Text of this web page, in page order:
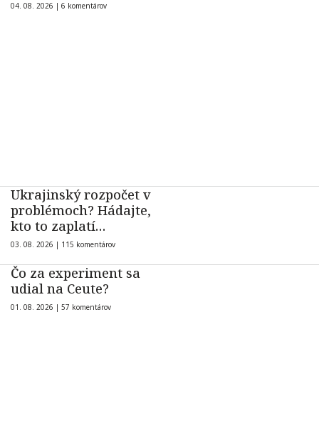
04. 08. 2026 | 6 komentárov
Ukrajinský rozpočet v
problémoch? Hádajte,
kto to zaplatí…
03. 08. 2026 | 115 komentárov
Čo za experiment sa
udial na Ceute?
01. 08. 2026 | 57 komentárov